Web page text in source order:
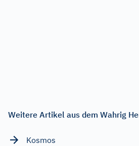
Weitere Artikel aus dem Wahrig
Kosmos